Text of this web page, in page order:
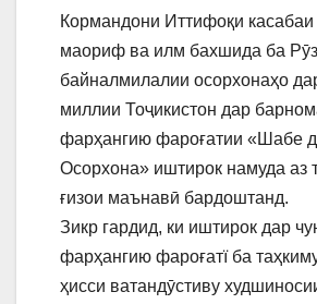
Кормандони Иттифоқи
маориф ва илм бахшида ба
байналмилалии осорхонаҳо
миллии Тоҷикистон дар
фарҳангию фароғатии «Шабе
Осорхона» иштирок намуда аз
ғизои маънавӣ бардоштанд.
Зикр гардид, ки иштирок дар
фарҳангию фароғатї ба
ҳисси ватандӯстиву